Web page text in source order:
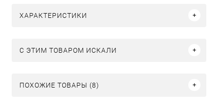
ХАРАКТЕРИСТИКИ
C ЭТИМ ТОВАРОМ ИСКАЛИ
ПОХОЖИЕ ТОВАРЫ (8)